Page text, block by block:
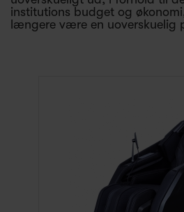
institutions budget og
længere være en uoverskuelig